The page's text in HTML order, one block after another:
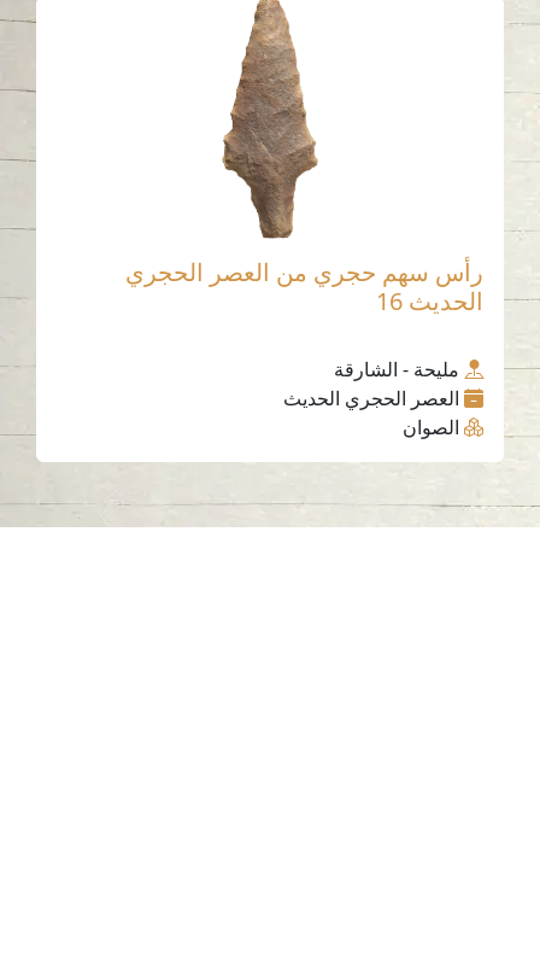
رأس سهم حجري من العصر الحجري
الحديث 16
مليحة - الشارقة
العصر الحجري الحديث
الصوان